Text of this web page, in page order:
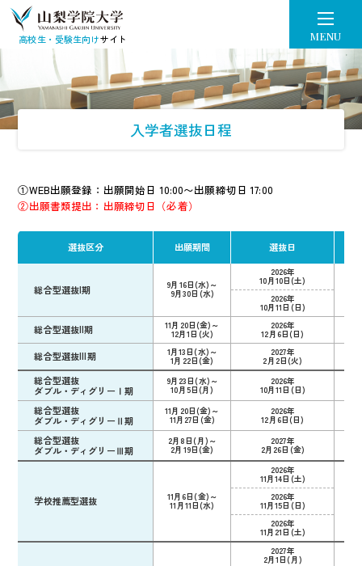
高校生・受験生向けサイト
入学者選抜日程
①WEB出願登録：出願開始日 10:00〜出願締切日 17:00
②出願書類提出：出願締切日（必着）
選抜区分 出願期間 選抜日
総合型選抜I期 9月16日(水)～
9月30日(水)
2026年
10月10日(土)
2026年
10月11日(日)
総合型選抜II期 11月20日(金)～
12月1日(火)
2026年
12月6日(日)
総合型選抜III期 1月13日(水)～
1月22日(金)
2027年
2月2日(火)
総合型選抜
ダブル・ディグリーⅠ期
9月23日(水)～
10月5日(月)
2026年
10月11日(日)
総合型選抜
ダブル・ディグリーⅡ期
11月20日(金)～
11月27日(金)
2026年
12月6日(日)
総合型選抜
ダブル・ディグリーⅢ期
2月8日(月)～
2月19日(金)
2027年
2月26日(金)
学校推薦型選抜 11月6日(金)～
11月11日(水)
2026年
11月14日(土)
2026年
11月15日(日)
2026年
11月21日(土)
2027年
2月1日(月)